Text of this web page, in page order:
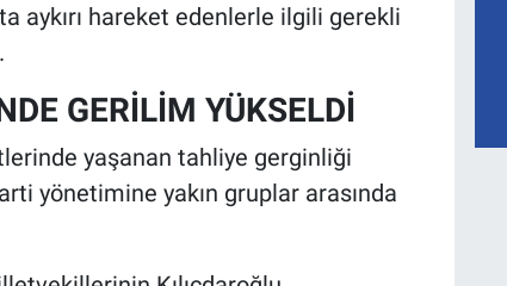
aykırı hareket edenlerle ilgili gerekli
GERİLİM YÜKSELDİ
yaşanan tahliye gerginliği
yönetimine yakın gruplar arasında